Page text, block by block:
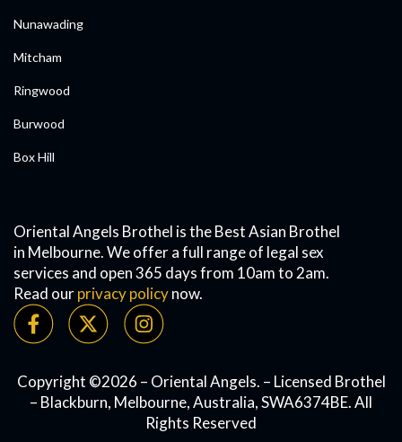
Nunawading
Mitcham
Ringwood
Burwood
Box Hill
Oriental Angels Brothel is the Best Asian Brothel
in Melbourne. We offer a full range of legal sex
services and open 365 days from 10am to 2am.
Read ourprivacy policynow.
Copyright ©2026 – Oriental Angels. – Licensed Brothel
– Blackburn, Melbourne, Australia, SWA6374BE. All
Rights Reserved